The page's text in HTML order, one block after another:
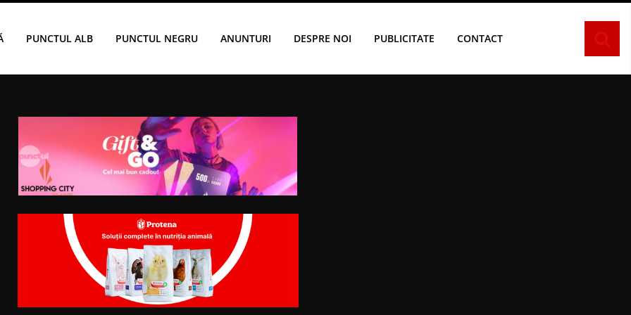
PUNCTUL ALB PUNCTUL NEGRU ANUNTURI DESPRE NOI PUBLICITATE CONTACT